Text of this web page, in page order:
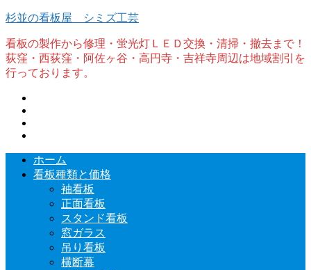
杉並の看板屋 シミズ工芸
看板の製作から修理・蛍光灯ＬＥＤ交換・清掃・撤去まで！
荻窪・西荻窪・阿佐ヶ谷・高円寺・吉祥寺周辺は地域割引を
行っております。
ホーム
看板種類と価格
袖看板
正面看板
スタンド看板
窓ガラス
吊り看板
横断幕